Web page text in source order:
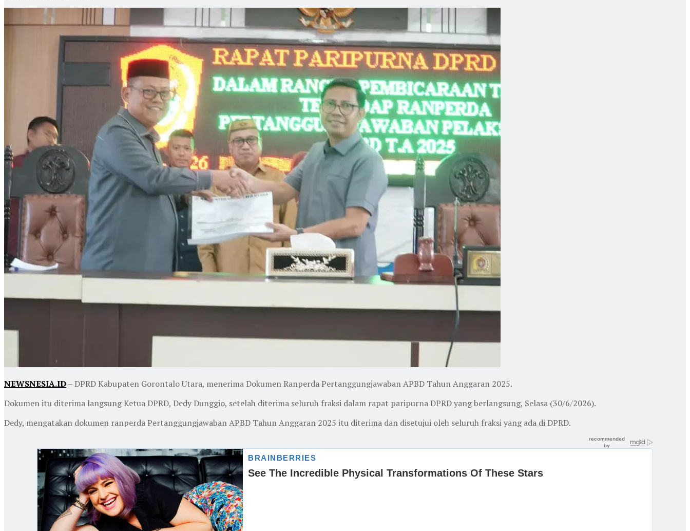
NEWSNESIA.ID– DPRD Kabupaten Gorontalo Utara, menerima Dokumen Ranperda Pertanggungjawaban APBD Tahun Anggaran 2025.
Dokumen itu diterima langsung Ketua DPRD, Dedy Dunggio, setelah diterima seluruh fraksi dalam rapat paripurna DPRD yang berlangsung, Selasa (30/6/2026).
Dedy, mengatakan dokumen ranperda Pertanggungjawaban APBD Tahun Anggaran 2025 itu diterima dan disetujui oleh seluruh fraksi yang ada di DPRD.